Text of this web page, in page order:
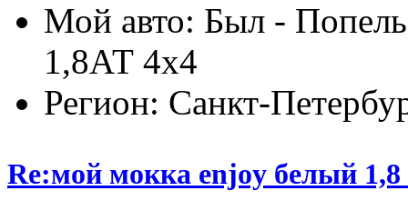
Мой авто: Был -
1,8АТ 4х4
Регион: Санкт-
Re:мой мокка enjoy белый